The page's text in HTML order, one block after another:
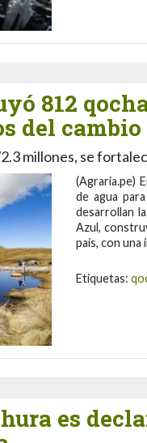
812
del
millones, se
(Agraria.pe)
de agua
desarrollan
Azul,
país, con una
Etiquetas:
es